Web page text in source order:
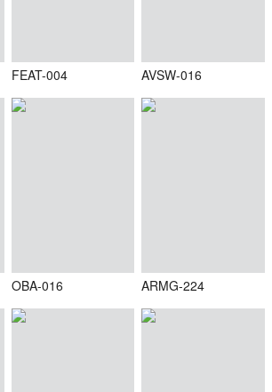
FEAT-004 AVSW-016
OBA-016 ARMG-224